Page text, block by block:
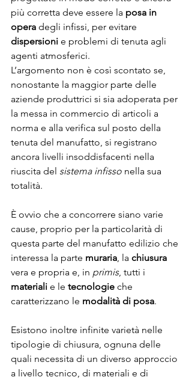
più corretta deve essere la posa in
opera degli infissi, per evitare
dispersioni e problemi di tenuta agli
agenti atmosferici.
L’argomento non è così scontato se,
nonostante la maggior parte delle
aziende produttrici si sia adoperata per
la messa in commercio di articoli a
norma e alla verifica sul posto della
tenuta del manufatto, si registrano
ancora livelli insoddisfacenti nella
riuscita del sistema infisso nella sua
totalità.
È ovvio che a concorrere siano varie
cause, proprio per la particolarità di
questa parte del manufatto edilizio che
interessa la parte muraria, la chiusura
vera e propria e, in primis, tutti i
materiali e le tecnologie che
caratterizzano le modalità di posa.
Esistono inoltre infinite varietà nelle
tipologie di chiusura, ognuna delle
quali necessita di un diverso approccio
a livello tecnico, di materiali e di